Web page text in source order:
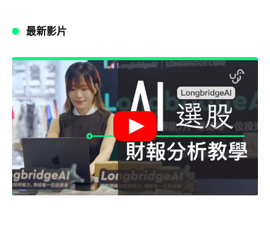
最新影片